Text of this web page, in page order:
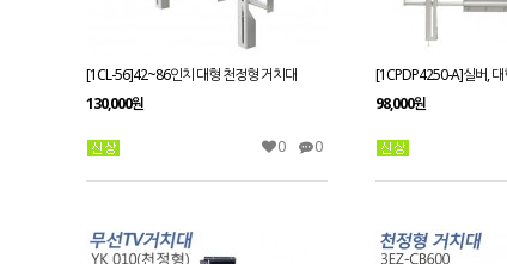
[1CL-56]42~86인치 대형 천정형 거치대
130,000원
0 0
98,000원